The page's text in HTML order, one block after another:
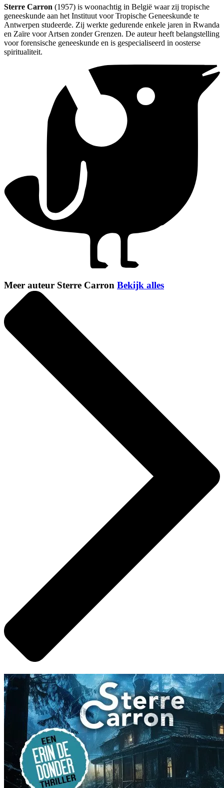
Sterre Carron (1957) is woonachtig in België waar zij tropische
geneeskunde aan het Instituut voor Tropische Geneeskunde te
Antwerpen studeerde. Zij werkte gedurende enkele jaren in Rwanda
en Zaïre voor Artsen zonder Grenzen. De auteur heeft belangstelling
voor forensische geneeskunde en is gespecialiseerd in oosterse
spiritualiteit.
Meer auteur Sterre Carron Bekijk alles